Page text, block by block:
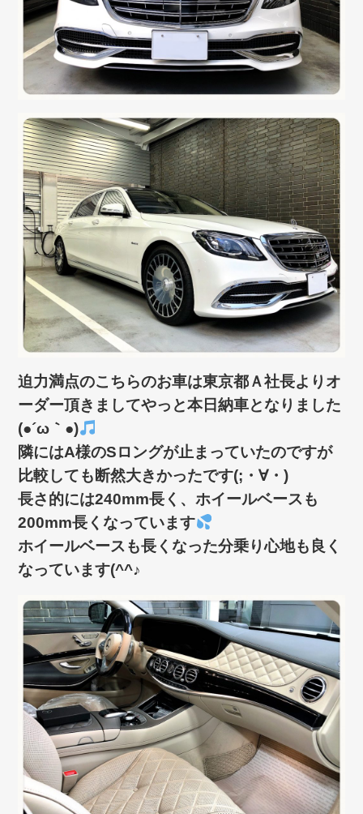
迫力満点のこちらのお車は東京都Ａ社長よりオ
ーダー頂きましてやっと本日納車となりました
(●´ω｀●)
隣にはA様のSロングが止まっていたのですが
比較しても断然大きかったです(;・∀・)
長さ的には240mm長く、ホイールベースも
200mm長くなっています
ホイールベースも長くなった分乗り心地も良く
なっています(^^♪